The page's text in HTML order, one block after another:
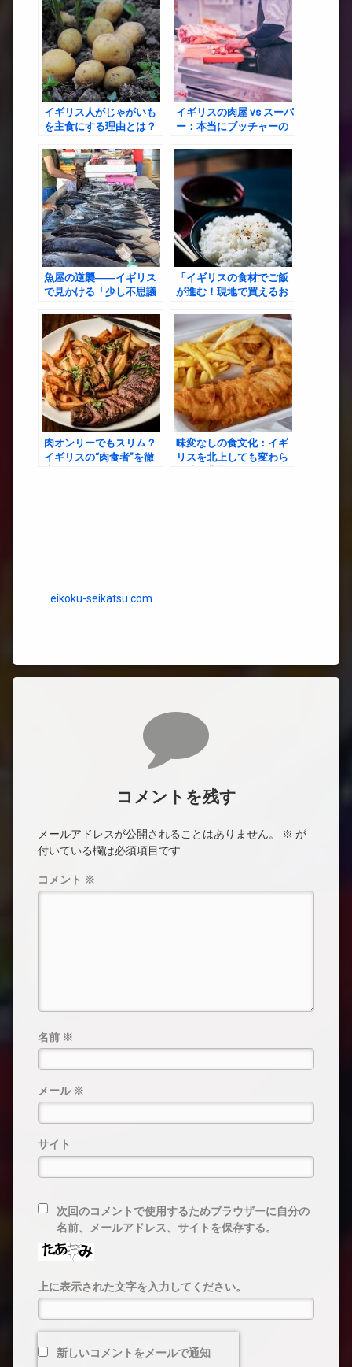
イギリス人がじゃがいも
を主食にする理由とは？
化的背景を徹底解説
イギリスの肉屋 vs スーパ
ー：本当にブッチャーの
魚屋の逆襲――イギリス
で見かける「少し不思議
たち
「イギリスの食材でご飯
が進む！現地で買えるお
レシピ特集」
肉オンリーでもスリム？
イギリスの“肉食者”を徹
味変なしの食文化：イギ
リスを北上しても変わら
eikoku-seikatsu.com
コメントを残す
メールアドレスが公開されることはありません。 ※ が
付いている欄は必須項目です
コメント ※
名前 ※
メール ※
サイト
次回のコメントで使用するためブラウザーに自分の
名前、メールアドレス、サイトを保存する。
上に表示された文字を入力してください。
新しいコメントをメールで通知